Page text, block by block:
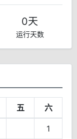
0天
运行天数
五 六
1